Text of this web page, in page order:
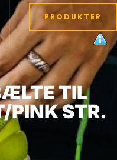
PRODUKTER
TIL
PINK STR.